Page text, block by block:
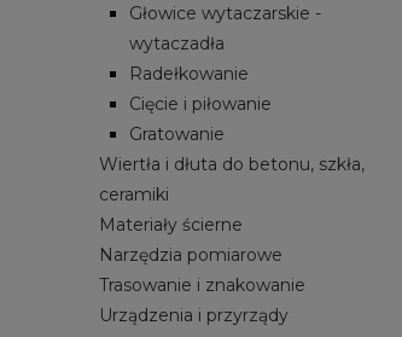
Głowice wytaczarskie -
wytaczadła
Radełkowanie
Cięcie i piłowanie
Gratowanie
Wiertła i dłuta do betonu, szkła,
ceramiki
Materiały ścierne
Narzędzia pomiarowe
Trasowanie i znakowanie
Urządzenia i przyrządy